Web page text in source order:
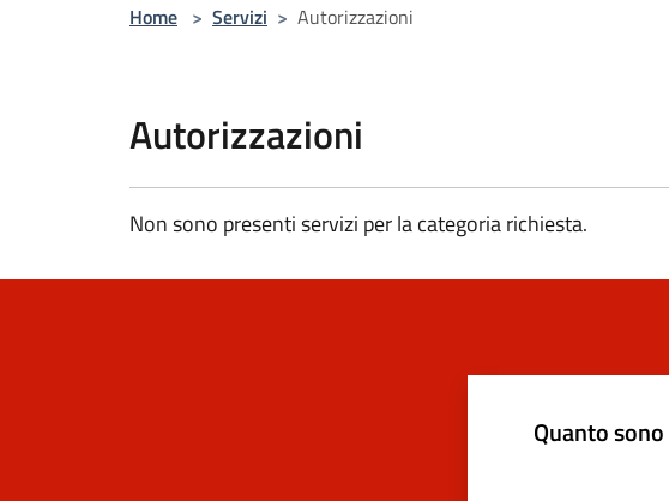
Home > Servizi > Autorizzazioni
Autorizzazioni
Non sono presenti servizi per la categoria richiesta.
Quanto